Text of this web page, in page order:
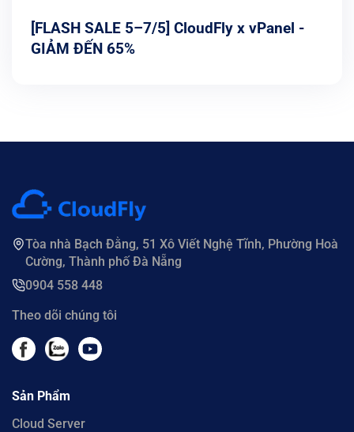
[FLASH SALE 5–7/5] CloudFly x vPanel -
GIẢM ĐẾN 65%
Tòa nhà Bạch Đằng, 51 Xô Viết Nghệ Tĩnh, Phường Hoà
Cường, Thành phố Đà Nẵng
0904 558 448
Theo dõi chúng tôi
Sản Phẩm
Cloud Server